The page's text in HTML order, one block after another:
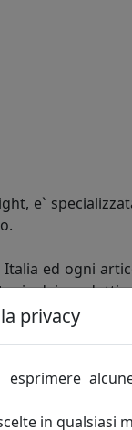
e`
ed ogni
dei prodotti
che non
di
e Dinamica,
privacy
in qualsiasi